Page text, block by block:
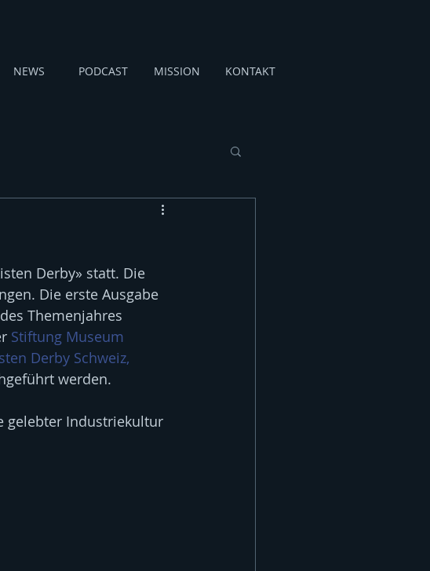
NEWS PODCAST MISSION KONTAKT
Derby» statt. Die
Die erste Ausgabe
Themenjahres
Stiftung Museum
Derby Schweiz,
werden.
gelebter Industriekultur